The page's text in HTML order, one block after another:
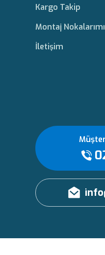
Kargo Takip
Montaj
İletişim